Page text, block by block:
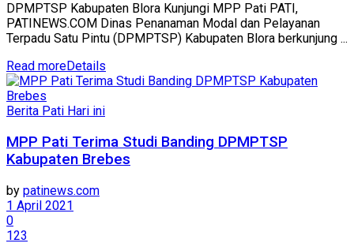
DPMPTSP Kabupaten Blora Kunjungi MPP Pati PATI,
PATINEWS.COM Dinas Penanaman Modal dan Pelayanan
Terpadu Satu Pintu (DPMPTSP) Kabupaten Blora berkunjung ...
Read moreDetails
Berita Pati Hari ini
MPP Pati Terima Studi Banding DPMPTSP
Kabupaten Brebes
by patinews.com
1 April 2021
0
123